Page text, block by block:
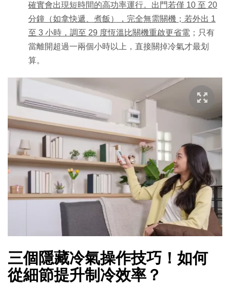
確實會出現短時間的高功率運行。出門若僅 10 至 20
分鐘（如拿快遞、煮飯），完全無需關機；若外出 1
至 3 小時，調至 29 度恆溫比關機重啟更省電 ；只有
當離開超過一兩個小時以上，直接關掉冷氣才最划
算。
三個隱藏冷氣操作技巧！如何
從細節提升制冷效率？